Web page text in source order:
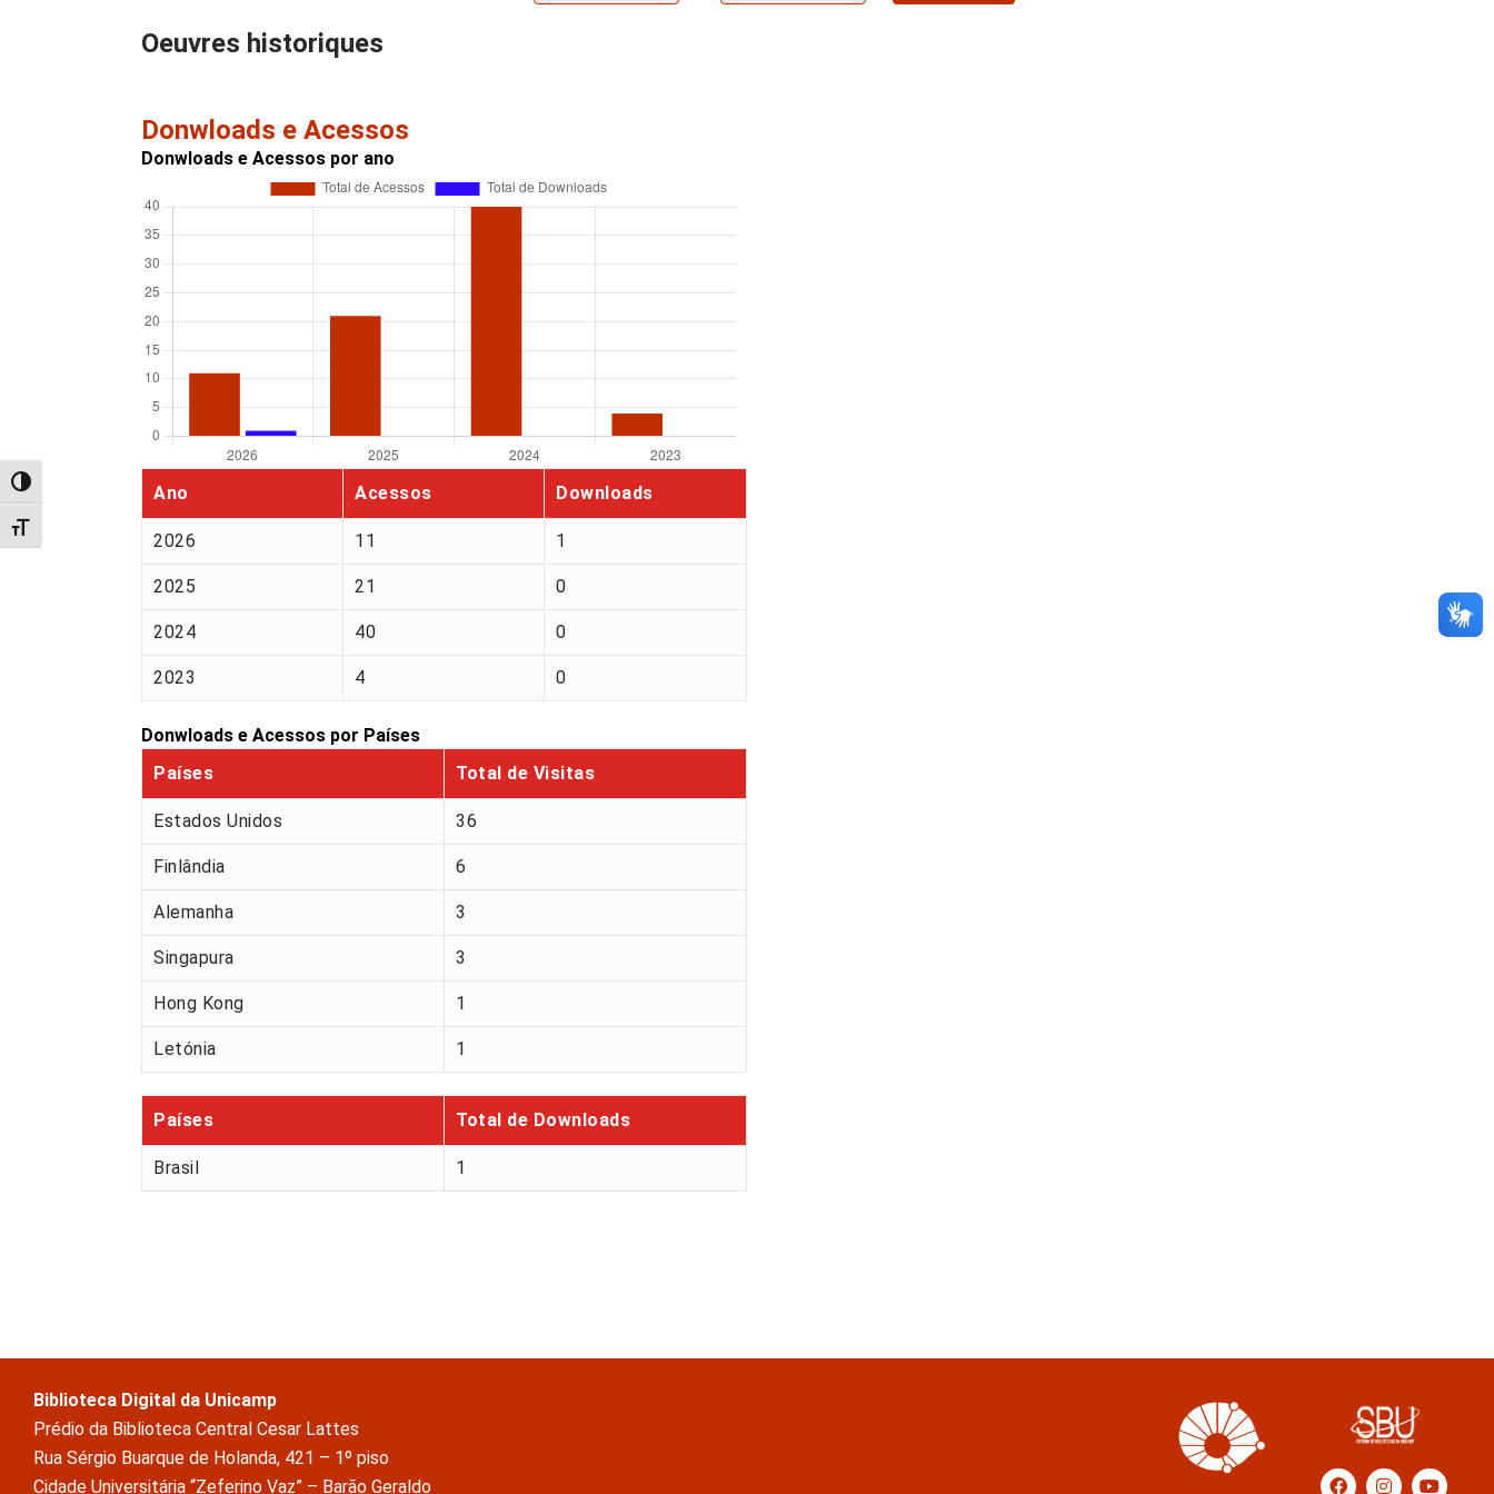
Alternar alto contraste
Alternar tamanho da fonte
Oeuvres historiques
Donwloads e Acessos
Donwloads e Acessos por ano
Ano Acessos Downloads
2026 11 1
2025 21 0
2024 40 0
2023 4 0
Donwloads e Acessos por Países
Países
Total de Visitas
Estados Unidos 36
Finlândia 6
Alemanha 3
Singapura 3
Hong Kong 1
Letónia 1
Países Total de Downloads
Brasil 1
Biblioteca Digital da Unicamp
Prédio da Biblioteca Central Cesar Lattes
Rua Sérgio Buarque de Holanda, 421 – 1º piso
Cidade Universitária “Zeferino Vaz” – Barão Geraldo